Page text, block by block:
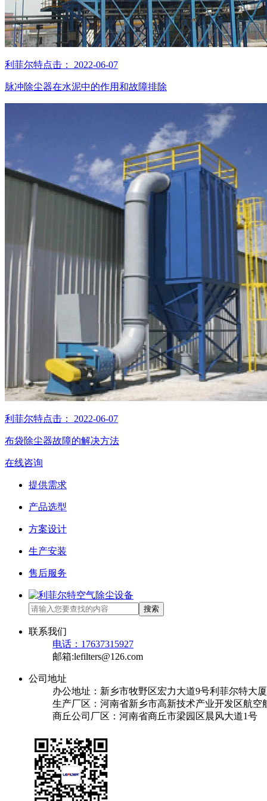
利菲尔特点击： 2022-06-07
脉冲除尘器在水泥中的作用和故障排除
利菲尔特点击： 2022-06-07
布袋除尘器故障的解决方法
在线咨询
提供需求
产品选型
方案设计
生产安装
售后服务
搜索
联系我们
电话：17637315927
邮箱:lefilters@126.com
公司地址
办公地址：新乡市牧野区宏力大道9号利菲尔特大厦
生产厂区：河南省新乡市高新技术产业开发区航空
商丘公司厂区：河南省商丘市梁园区晨风大道1号